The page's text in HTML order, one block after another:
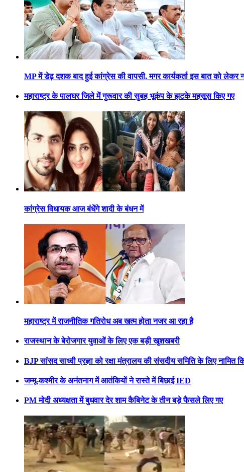
MP में डेढ़ दशक बाद हुई कांग्रेस की वापसी, मगर कार्यकर्ता इस बात को लेकर
महाराष्ट्र के पालघर जिले में गुरूवार की सुबह भूकंप के झटके महसूस किए गए
कांग्रेस विधायक आज बंधेंगे शादी के बंधन में
महाराष्ट्र में राजनीतिक गतिरोध अब खत्म होता नजर आ रहा है
राजस्थान के बेरोजगार युवाओं के लिए एक बड़ी खुशखबरी
BJP सांसद साध्वी प्रज्ञा को रक्षा मंत्रालय की संसदीय समिति के लिए नामित
जम्मू-कश्मीर के अनंतनाग में आतंकियों ने रास्ते में बिछाई IED
PM मोदी अध्यक्षता में बुधवार देर शाम कैबिनेट के तीन बड़े फैसले लिए गए